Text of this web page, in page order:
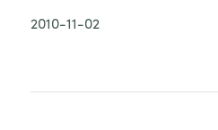
2010-11-02